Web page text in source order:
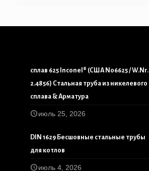
сплав 625 Inconel® (США N06625 / W.Nr.
2.4856) Стальная труба из никелевого
сплава & Арматура
июль 25, 2026
DIN 1629 Бесшовные стальные трубы
для котлов
июль 4, 2026